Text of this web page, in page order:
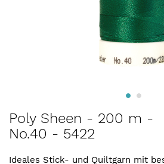
Zum
Anfang
der
springen
Poly Sheen - 200 m -
No.40 - 5422
Ideales Stick- und Quiltgarn mit